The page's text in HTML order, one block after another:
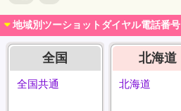
地域別ツーショットダイヤル電話番号
全国
全国共通
北海道
北海道